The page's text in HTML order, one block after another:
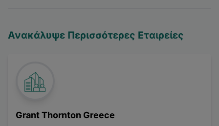
Ανακάλυψε Περισσότερες Εταιρείες
Grant Thornton Greece